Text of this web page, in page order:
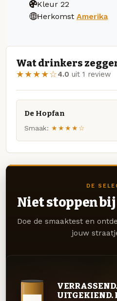
Kleur 22
Herkomst Amerika
Wat drinkers
★★★★☆4.0 uit 1 review
De Hopfan
Smaak: ★★★★☆
DE
Niet stoppen bij
Doe de smaaktest en
jouw
VERRASSEND.
UITGEKIEND.